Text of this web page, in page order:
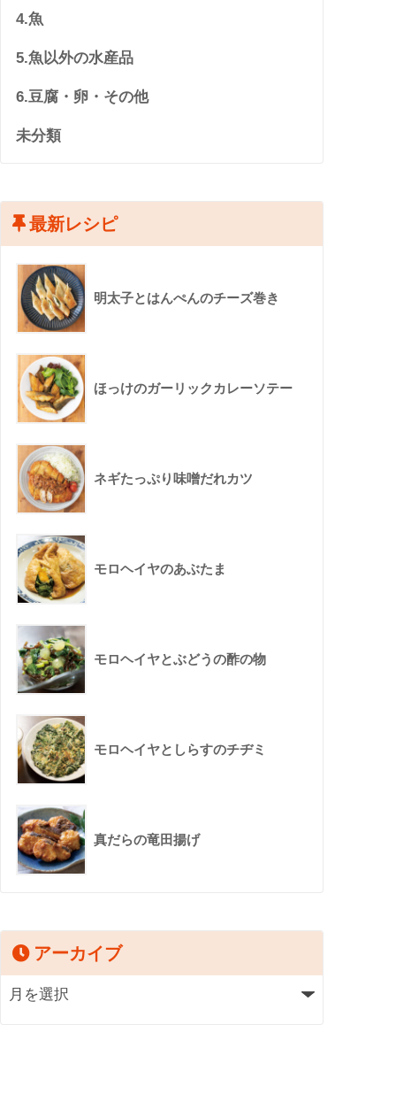
4.魚
5.魚以外の水産品
6.豆腐・卵・その他
未分類
最新レシピ
明太子とはんぺんのチーズ巻き
ほっけのガーリックカレーソテー
ネギたっぷり味噌だれカツ
モロヘイヤのあぶたま
モロヘイヤとぶどうの酢の物
モロヘイヤとしらすのチヂミ
真だらの竜田揚げ
アーカイブ